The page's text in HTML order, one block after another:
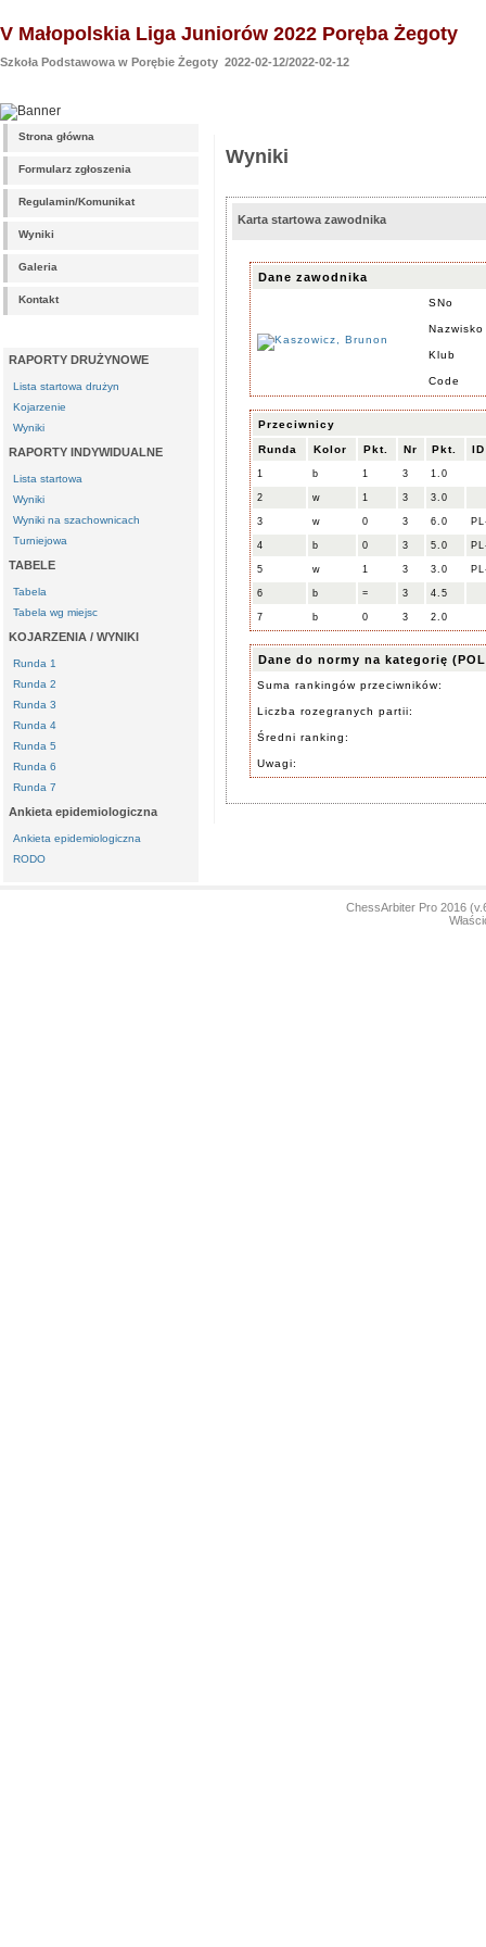
V Małopolskia Liga Juniorów 2022 Poręba Żegoty
Szkoła Podstawowa w Porębie Żegoty 2022-02-12/2022-02-12
Strona główna
Formularz zgłoszenia
Regulamin/Komunikat
Wyniki
Galeria
Kontakt
RAPORTY DRUŻYNOWE
Lista startowa drużyn
Kojarzenie
Wyniki
RAPORTY INDYWIDUALNE
Lista startowa
Wyniki
Wyniki na szachownicach
Turniejowa
TABELE
Tabela
Tabela wg miejsc
KOJARZENIA / WYNIKI
Runda 1
Runda 2
Runda 3
Runda 4
Runda 5
Runda 6
Runda 7
Ankieta epidemiologiczna
Ankieta epidemiologiczna
RODO
Wyniki
Karta startowa zawodnika
Dane zawodnika
SNo
Klub
Code
Przeciwnicy
Runda Kolor Pkt. Nr Pkt.
1 b 1 3 1.0
2 w 1 3 3.0
3 w 0 3 6.0
4 b 0 3 5.0
5 w 1 3 3.0
6 b = 3 4.5
7 b 0 3 2.0
Dane do normy na kategorię
Suma rankingów przeciwników:
Liczba rozegranych partii:
Średni ranking:
Uwagi:
ChessArbiter Pro 2016